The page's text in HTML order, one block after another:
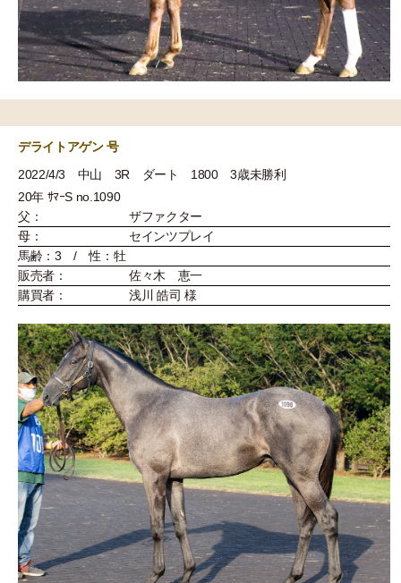
デライトアゲン 号
2022/4/3 中山 3R ダート 1800 3歳未勝利
20年 ｻﾏｰS no.1090
父：
ザファクター
母：
セインツプレイ
馬齢：3 / 性：牡
販売者：
佐々木 恵一
購買者：
浅川 皓司 様